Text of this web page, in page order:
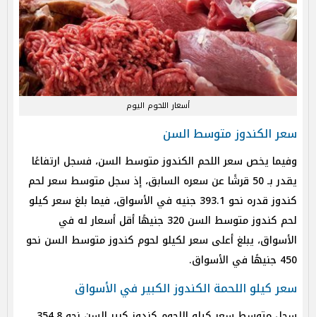
أسعار اللحوم اليوم
سعر الكندوز متوسط السن
وفيما يخص سعر اللحم الكندوز متوسط السن، فسجل ارتفاعًا
يقدر بـ 50 قرشًا عن سعره السابق، إذ سجل متوسط سعر لحم
كندوز قدره نحو 393.1 جنيه في الأسواق، فيما بلغ سعر كيلو
لحم كندوز متوسط السن 320 جنيهًا أقل أسعار له في
الأسواق، يبلغ أعلى سعر لكيلو لحوم كندوز متوسط السن نحو
450 جنيهًا في الأسواق.
سعر كيلو اللحمة الكندوز الكبير في الأسواق